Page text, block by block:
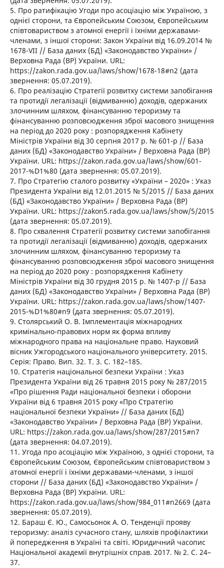
5. Про ратифікацію Угоди про асоціацію між Україною, з
однієї сторони, та Європейським Союзом, Європейським
співтовариством з атомної енергії і їхніми державами-
членами, з іншої сторони: Закон України від 16.09.2014 №
1678-VII // База даних (БД) «Законодавство України» /
Верховна Рада (ВР) України. URL:
https://zakon.rada.gov.ua/laws/show/1678-18#n2 (дата
звернення: 05.07.2019).
6. Про реалізацію Стратегії розвитку системи запобігання
та протидії легалізації (відмиванню) доходів, одержаних
злочинним шляхом, фінансуванню тероризму та
фінансуванню розповсюдження зброї масового знищення
на період до 2020 року : розпорядження Кабінету
Міністрів України від 30 серпня 2017 р. № 601-р // База
даних (БД) «Законодавство України» / Верховна Рада (ВР)
України. URL: https://zakon.rada.gov.ua/laws/show/601-
2017-%D1%80 (дата звернення: 05.07.2019).
7. Про Стратегію сталого розвитку «України – 2020» : Указ
Президента України від 12.01.2015 № 5/2015 // База даних
(БД) «Законодавство України» / Верховна Рада (ВР)
України. URL: https://zakon5.rada.gov.ua/laws/show/5/2015
(дата звернення: 05.07.2019).
8. Про схвалення Стратегії розвитку системи запобігання
та протидії легалізації (відмиванню) доходів, одержаних
злочинним шляхом, фінансуванню тероризму та
фінансуванню розповсюдження зброї масового знищення
на період до 2020 року : розпорядження Кабінету
Міністрів України від 30 грудня 2015 р. № 1407-р // База
даних (БД) «Законодавство України» / Верховна Рада (ВР)
України. URL: https://zakon.rada.gov.ua/laws/show/1407-
2015-%D1%80#n9 (дата звернення: 05.07.2019).
9. Столярський О. В. Імплементація міжнародних
кримінально-правових норм як форма впливу
міжнародного права на національне право. Науковий
вісник Ужгородського національного університету. 2015.
Серія: Право. Вип. 32. Т. 3. С. 182–185.
10. Стратегія національної безпеки України : Указ
Президента України від 26 травня 2015 року № 287/2015
«Про рішення Ради національної безпеки і оборони
України від 6 травня 2015 року «Про Стратегію
національної безпеки України» // База даних (БД)
«Законодавство України» / Верховна Рада (ВР) України.
URL: https://zakon.rada.gov.ua/laws/show/287/2015#n7
(дата звернення: 04.07.2019).
11. Угода про асоціацію між Україною, з однієї сторони, та
Європейським Союзом, Європейським співтовариством з
атомної енергії і їхніми державами-членами, з іншої
сторони // База даних (БД) «Законодавство України» /
Верховна Рада (ВР) України. URL:
https://zakon.rada.gov.ua/laws/show/984_011#n2669 (дата
звернення: 05.07.2019).
12. Бараш Є. Ю., Самосьонок А. О. Тенденції прояву
тероризму: аналіз сучасного стану, шляхів профілактики
й попередження в Україні та світі. Юридичний часопис
Національної академії внутрішніх справ. 2017. № 2. С. 24–
37.